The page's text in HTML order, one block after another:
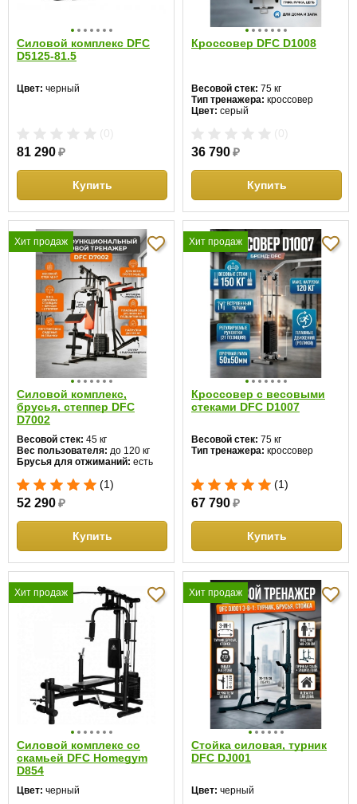
Силовой комплекс DFC
D5125-81.5
Цвет: черный
81 290₽
Купить
Кроссовер DFC D1008
Весовой стек: 75 кг
Тип тренажера: кроссовер
Цвет: серый
36 790₽
Купить
Хит продаж
Силовой комплекс,
брусья, степпер DFC
D7002
Весовой стек: 45 кг
Вес пользователя: до 120 кг
Брусья для отжиманий: есть
(1)
52 290₽
Купить
Хит продаж
Кроссовер с весовыми
стеками DFC D1007
Весовой стек: 75 кг
Тип тренажера: кроссовер
(1)
67 790₽
Купить
Хит продаж
Силовой комплекс со
скамьей DFC Homegym
D854
Цвет: черный
Хит продаж
Стойка силовая, турник
DFC DJ001
Цвет: черный